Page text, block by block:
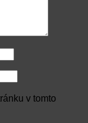
v tomto